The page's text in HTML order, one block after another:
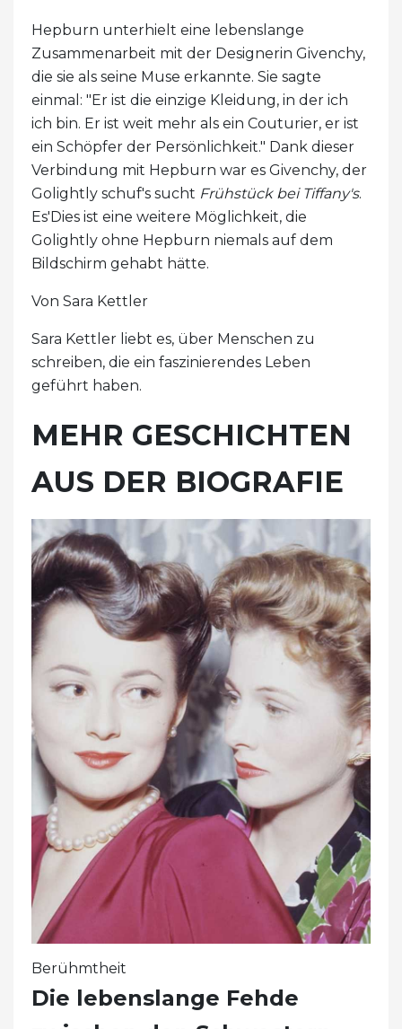
Hepburn unterhielt eine lebenslange
Zusammenarbeit mit der Designerin Givenchy,
die sie als seine Muse erkannte. Sie sagte
einmal: "Er ist die einzige Kleidung, in der ich
ich bin. Er ist weit mehr als ein Couturier, er ist
ein Schöpfer der Persönlichkeit." Dank dieser
Verbindung mit Hepburn war es Givenchy, der
Golightly schuf's sucht Frühstück bei Tiffany's.
Es'Dies ist eine weitere Möglichkeit, die
Golightly ohne Hepburn niemals auf dem
Bildschirm gehabt hätte.
Von Sara Kettler
Sara Kettler liebt es, über Menschen zu
schreiben, die ein faszinierendes Leben
geführt haben.
MEHR GESCHICHTEN
AUS DER BIOGRAFIE
Berühmtheit
Die lebenslange Fehde